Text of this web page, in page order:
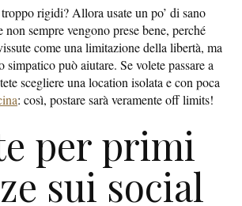
rigidi? Allora usate un po’ di sano
sempre vengono prese bene, perché
come una limitazione della libertà, ma
può aiutare. Se volete passare a
scegliere una location isolata e con poca
: così, postare sarà veramente off limits!
per primi
sui social